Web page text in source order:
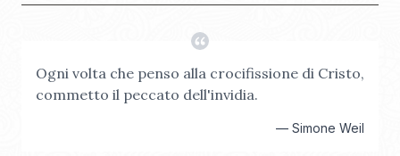
Ogni volta che penso alla crocifissione di Cristo,
commetto il peccato dell'invidia.
— Simone Weil